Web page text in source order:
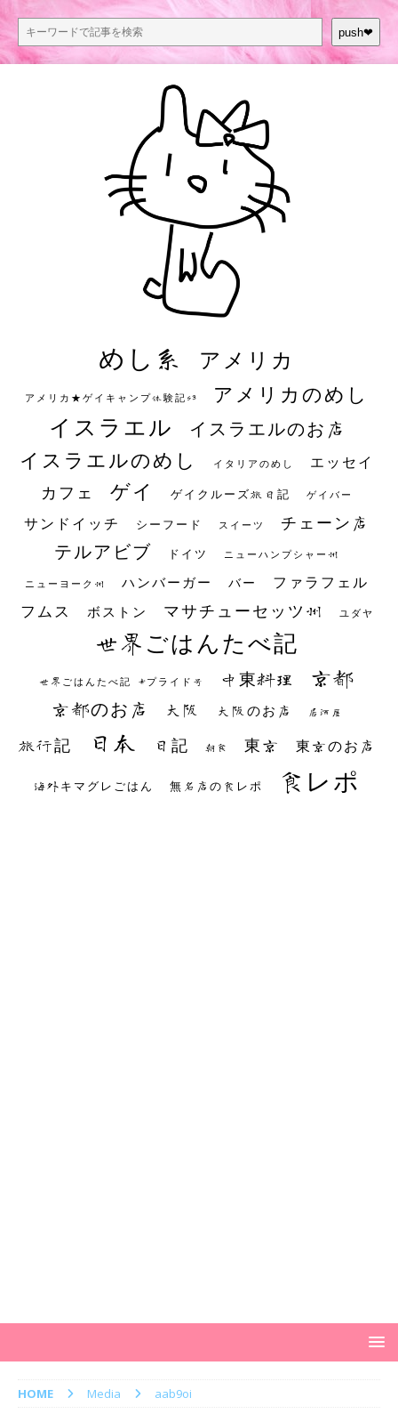
push❤︎
めし系 アメリカ
アメリカ★ゲイキャンプ体験記S3 アメリカのめし
イスラエル イスラエルのお店
イスラエルのめし イタリアのめし エッセイ
カフェ ゲイ ゲイクルーズ旅日記 ゲイバー
サンドイッチ シーフード スイーツ チェーン店
テルアビブ ドイツ ニューハンプシャー州
ニューヨーク州 ハンバーガー バー ファラフェル
フムス ボストン マサチューセッツ州 ユダヤ
世界ごはんたべ記
世界ごはんたべ記 #プライド号 中東料理 京都
京都のお店 大阪 大阪のお店 居酒屋
旅行記 日本 日記 朝食 東京 東京のお店
海外キマグレごはん 無名店の食レポ 食レポ
HOME Media aab9oi